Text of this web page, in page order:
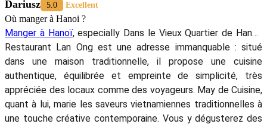
Dariusz 5.0 Excellent
Où manger à Hanoi ?
Manger à Hanoï, especially Dans le Vieux Quartier de Hanoï,
Restaurant Lan Ong est une adresse immanquable : situé
dans une maison traditionnelle, il propose une cuisine
authentique, équilibrée et empreinte de simplicité, très
appréciée des locaux comme des voyageurs. May de Cuisine,
quant à lui, marie les saveurs vietnamiennes traditionnelles à
une touche créative contemporaine. Vous y dégusterez des